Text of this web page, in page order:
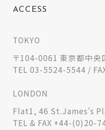
ACCESS
TOKYO
〒104-0061 東京都中
TEL 03-5524-5544 /
LONDON
Flat1, 46 St.James’s
TEL & FAX +44-(0)20-